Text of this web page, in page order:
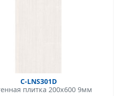
C-LNS301D
плитка 200x600 9мм